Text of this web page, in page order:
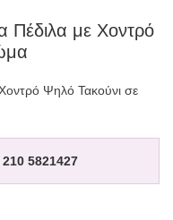
Πέδιλα με Χοντρό
Ψηλό Τακούνι σε
210 5821427